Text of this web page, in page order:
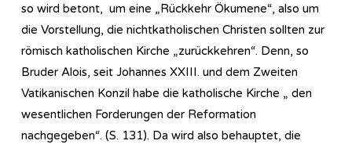
so wird betont, um eine „Rückkehr Ökumene“, also um
die Vorstellung, die nichtkatholischen Christen sollten zur
römisch katholischen Kirche „zurückkehren“. Denn, so
Bruder Alois, seit Johannes XXIII. und dem Zweiten
Vatikanischen Konzil habe die katholische Kirche „ den
wesentlichen Forderungen der Reformation
nachgegeben“. (S. 131). Da wird also behauptet, die